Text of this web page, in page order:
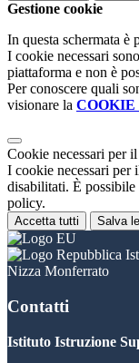
Gestione cookie
In questa schermata è
I cookie necessari
piattaforma e non è
Per conoscere quali
visionare la
Cookie necessari per
I cookie necessari per
disabilitati. È
policy.
Accetta tutti Salva
Nizza Monferrato
Contatti
Istituto Istruzione